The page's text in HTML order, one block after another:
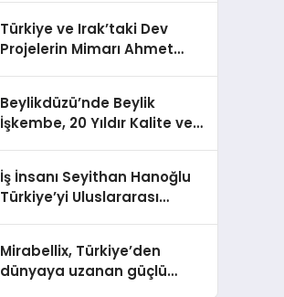
Türkiye ve Irak’taki Dev
Projelerin Mimarı Ahmet
Holding Industrial City”
Projesini Hayata Geçirecek
Beylikdüzü’nde Beylik
İşkembe, 20 Yıldır Kalite ve
İş İnsanı Seyithan Hanoğlu
Türkiye’yi Uluslararası
Mirabellix, Türkiye’den
dünyaya uzanan güçlü